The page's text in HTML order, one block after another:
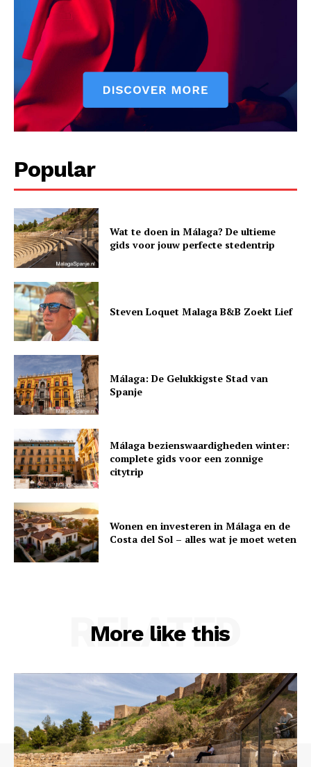
Popular
Wat te doen in Málaga? De ultieme
gids voor jouw perfecte stedentrip
Steven Loquet Malaga B&B Zoekt Lief
Málaga: De Gelukkigste Stad van
Spanje
Málaga bezienswaardigheden winter:
complete gids voor een zonnige
citytrip
Wonen en investeren in Málaga en de
Costa del Sol – alles wat je moet weten
More like this
RELATED